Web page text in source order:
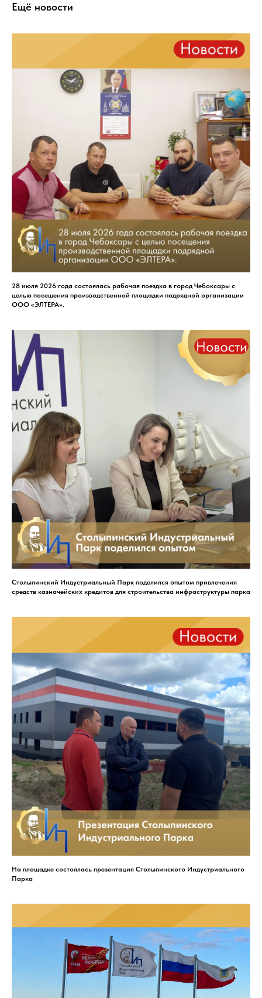
Ещё новости
28 июля 2026 года состоялась рабочая поездка в город Чебоксары с
целью посещения производственной площадки подрядной организации
ООО «ЭЛТЕРА».
Столыпинский Индустриальный Парк поделился опытом привлечения
средств казначейских кредитов для строительства инфраструктуры парка
На площадке состоялась презентация Столыпинского Индустриального
Парка